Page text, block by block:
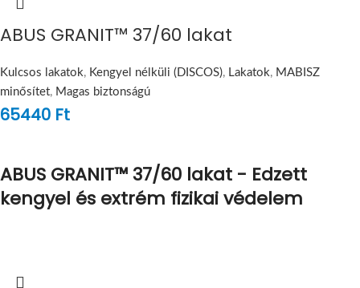
ABUS GRANIT™ 37/60 lakat
Kulcsos lakatok, Kengyel nélküli (DISCOS), Lakatok, MABISZ
minősítet, Magas biztonságú
65440 Ft
ABUS GRANIT™ 37/60 lakat - Edzett
kengyel és extrém fizikai védelem